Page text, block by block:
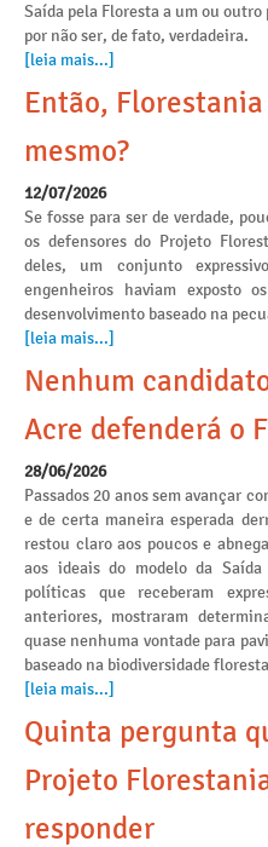
Saída pela Floresta a um ou
por não ser, de fato, verdadeira.
[leia mais...]
Então,
mesmo?
12/07/2026
Se fosse para ser de verdade,
os defensores do Projeto
deles, um conjunto
engenheiros haviam exposto
desenvolvimento baseado na
[leia mais...]
Nenhum
Acre defenderá o
28/06/2026
Passados 20 anos sem avançar
e de certa maneira esperada
restou claro aos poucos e
aos ideais do modelo da
políticas que receberam
anteriores, mostraram
quase nenhuma vontade para
baseado na biodiversidade
[leia mais...]
Quinta pergunta
Projeto
responder